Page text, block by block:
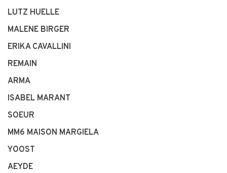
LUTZ HUELLE
MALENE BIRGER
ERIKA CAVALLINI
REMAIN
ARMA
ISABEL MARANT
SOEUR
MM6 MAISON MARGIELA
YOOST
AEYDE